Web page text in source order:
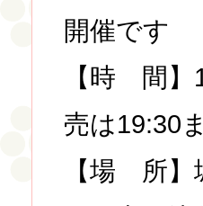
開催です
【時 間】
売は19:30
【場 所】